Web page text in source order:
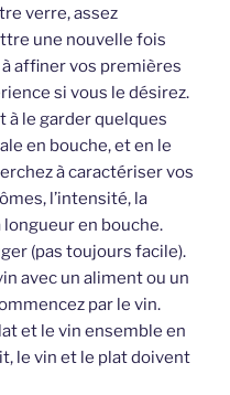
verre, assez
une nouvelle fois
affiner vos premières
si vous le désirez.
à le garder quelques
en bouche, et en le
à caractériser vos
l’intensité, la
longueur en bouche.
(pas toujours facile).
avec un aliment ou un
par le vin.
et le vin ensemble en
le vin et le plat doivent